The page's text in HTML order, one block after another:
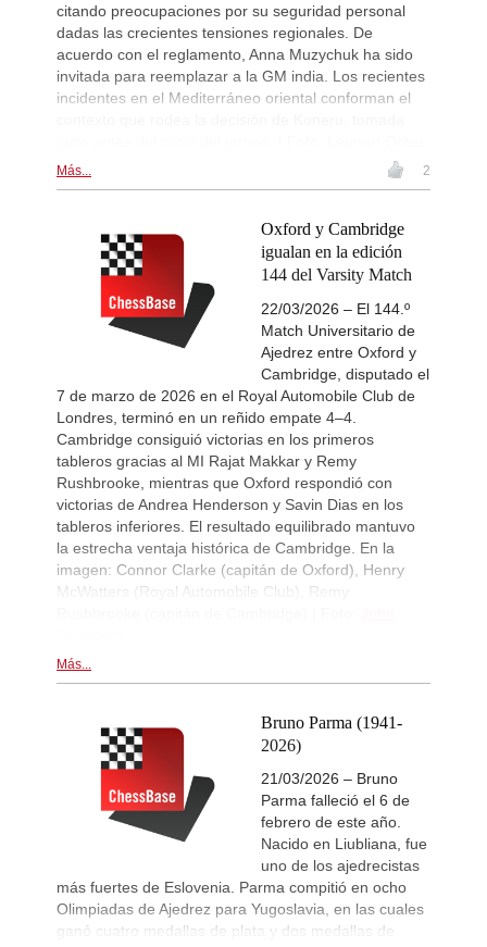
citando preocupaciones por su seguridad personal
dadas las crecientes tensiones regionales. De
acuerdo con el reglamento, Anna Muzychuk ha sido
invitada para reemplazar a la GM india. Los recientes
incidentes en el Mediterráneo oriental conforman el
Más... 2
Oxford y Cambridge
igualan en la edición
144 del Varsity Match
22/03/2026 – El 144.º
Match Universitario de
Ajedrez entre Oxford y
Cambridge, disputado el
7 de marzo de 2026 en el Royal Automobile Club de
Londres, terminó en un reñido empate 4–4.
Cambridge consiguió victorias en los primeros
tableros gracias al MI Rajat Makkar y Remy
Rushbrooke, mientras que Oxford respondió con
victorias de Andrea Henderson y Savin Dias en los
tableros inferiores. El resultado equilibrado mantuvo
la estrecha ventaja histórica de Cambridge. En la
imagen: Connor Clarke (capitán de Oxford), Henry
McWatters (Royal Automobile Club), Remy
Más...
Bruno Parma (1941-
2026)
21/03/2026 – Bruno
Parma falleció el 6 de
febrero de este año.
Nacido en Liubliana, fue
uno de los ajedrecistas
más fuertes de Eslovenia. Parma compitió en ocho
Olimpiadas de Ajedrez para Yugoslavia, en las cuales
ganó cuatro medallas de plata y dos medallas de